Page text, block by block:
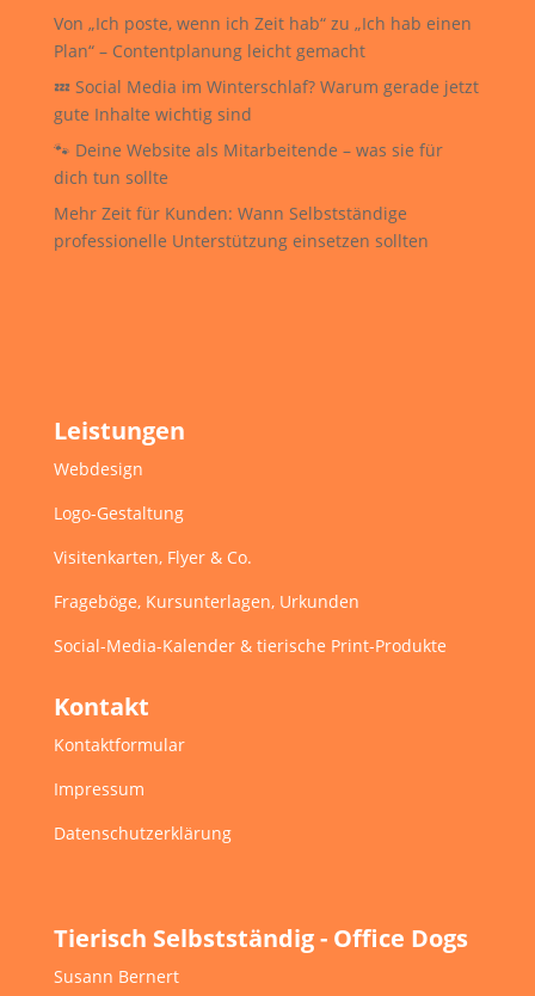
Von „Ich poste, wenn ich Zeit hab“ zu „Ich hab einen
Plan“ – Contentplanung leicht gemacht
💤 Social Media im Winterschlaf? Warum gerade jetzt
gute Inhalte wichtig sind
🐾 Deine Website als Mitarbeitende – was sie für
dich tun sollte
Mehr Zeit für Kunden: Wann Selbstständige
professionelle Unterstützung einsetzen sollten
Leistungen
Webdesign
Logo-Gestaltung
Visitenkarten, Flyer & Co.
Frageböge, Kursunterlagen, Urkunden
Social-Media-Kalender & tierische Print-Produkte
Kontakt
Kontaktformular
Impressum
Datenschutzerklärung
Tierisch Selbstständig - Office Dogs
Susann Bernert